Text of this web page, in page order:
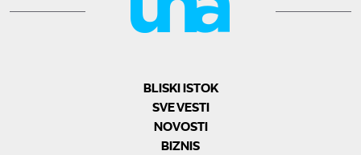
BLISKI ISTOK
SVE VESTI
NOVOSTI
BIZNIS